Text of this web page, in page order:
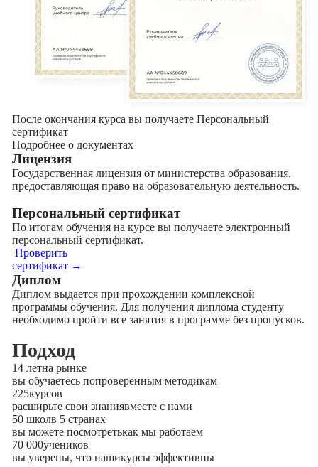
После окончания курса вы получаете Персональный
сертификат
Подробнее о документах
Лицензия
Государственная лицензия от министерства образования,
предоставляющая право на образовательную деятельность.
Персональный сертификат
По итогам обучения на курсе вы получаете электронный
персональный сертификат.
Проверить
сертификат →
Диплом
Диплом выдается при прохождении комплексной
программы обучения. Для получения диплома студенту
необходимо пройти все занятия в программе без пропусков.
Подход
14 летна рынке
вы обучаетесь попроверенным методикам
225курсов
расширьте свои знаниявместе с нами
50 школв 5 странах
вы можете посмотретькак мы работаем
70 000учеников
вы уверены, что нашикурсы эффективны